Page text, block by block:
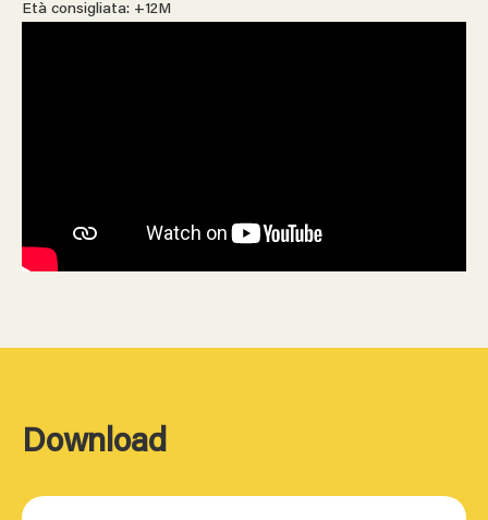
Età consigliata: +12M
Download